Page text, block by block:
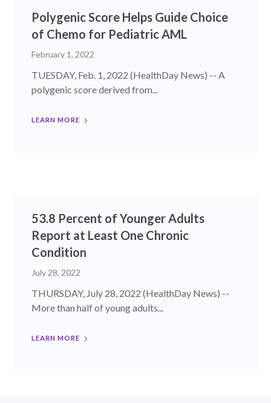
Polygenic Score Helps Guide Choice
of Chemo for Pediatric AML
February 1, 2022
TUESDAY, Feb. 1, 2022 (HealthDay News) -- A
polygenic score derived from...
LEARN MORE
53.8 Percent of Younger Adults
Report at Least One Chronic
Condition
July 28, 2022
THURSDAY, July 28, 2022 (HealthDay News) --
More than half of young adults...
LEARN MORE